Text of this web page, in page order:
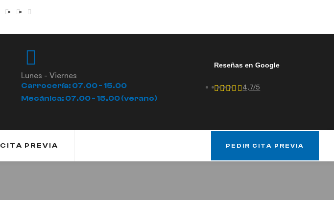
Lunes - Viernes
Carrocería: 07.00 - 15.00
Mecánica: 07.00 - 15.00 (verano)
Reseñas en Google
4,7/5
CITA PREVIA PEDIR CITA PREVIA